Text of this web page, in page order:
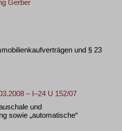
Gerber
und § 23
– I–24 U 152/07
und
sowie „automatische“